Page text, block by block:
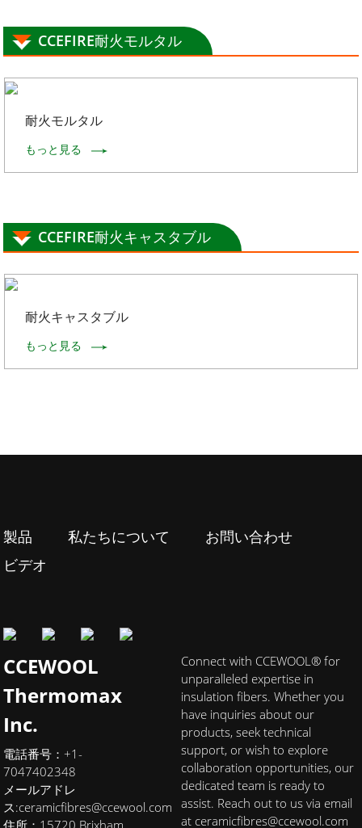
CCEFIRE耐火モルタル
耐火モルタル
もっと見る
CCEFIRE耐火キャスタブル
耐火キャスタブル
もっと見る
製品 私たちについて
お問い合わせ
ビデオ
CCEWOOL
Thermomax
Inc.
電話番号：+1-
7047402348
メールアドレ
ス:ceramicfibres@ccewool.com
住所：15720 Brixham
Connect with CCEWOOL® for
unparalleled expertise in
insulation fibers. Whether you
have inquiries about our
products, seek technical
support, or wish to explore
collaboration opportunities, our
dedicated team is ready to
assist. Reach out to us via email
at ceramicfibres@ccewool.com